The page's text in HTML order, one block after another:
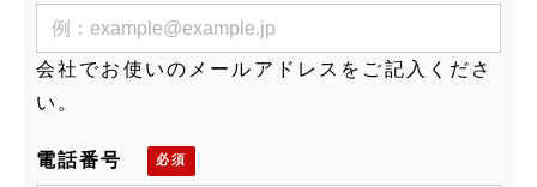
会社でお使いのメールアドレスをご記入くださ
い。
電話番号